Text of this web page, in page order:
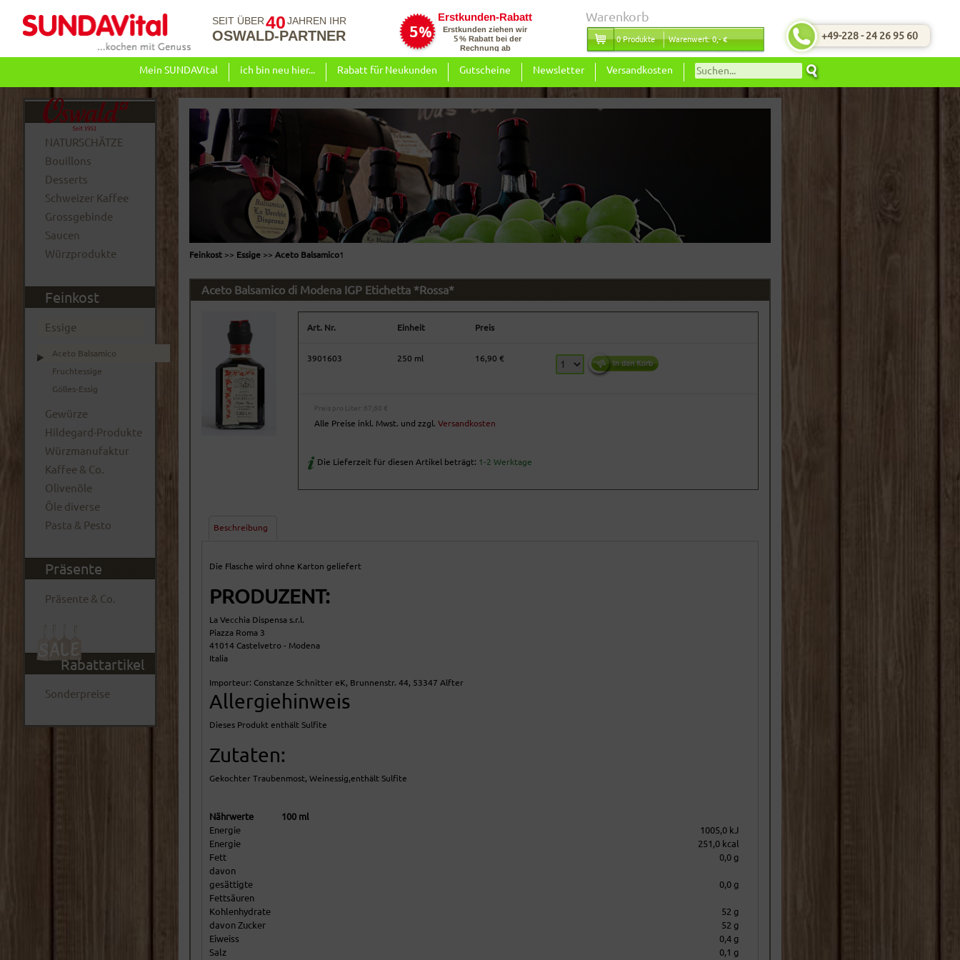
SEIT ÜBER40JAHREN IHR
OSWALD-PARTNER
Warenkorb
0 Produkte Warenwert: 0,- € +49-228 - 24 26 95 60
Mein SUNDAVital ich bin neu hier... Rabatt für Neukunden Gutscheine Newsletter Versandkosten
NATURSCHÄTZE
Bouillons
Desserts
Schweizer Kaffee
Grossgebinde
Saucen
Würzprodukte
Feinkost
Essige
Aceto Balsamico
Fruchtessige
Gölles-Essig
Gewürze
Hildegard-Produkte
Würzmanufaktur
Kaffee & Co.
Olivenöle
Öle diverse
Pasta & Pesto
Präsente
Präsente & Co.
Rabattartikel
Sonderpreise
Feinkost >> Essige >>Aceto Balsamico1
Aceto Balsamico di Modena IGP Etichetta *Rossa*
Art. Nr. Einheit Preis
3901603 250 ml 16,90 €
Preis pro Liter: 67,60 €
Alle Preise inkl. Mwst. und zzgl.Versandkosten
Die Lieferzeit für diesen Artikel beträgt: 1-2 Werktage
Beschreibung
Die Flasche wird ohne Karton geliefert
PRODUZENT:
La Vecchia Dispensa s.r.l.
Piazza Roma 3
41014 Castelvetro - Modena
Italia
Importeur: Constanze Schnitter eK, Brunnenstr. 44, 53347 Alfter
Allergiehinweis
Dieses Produkt enthält Sulfite
Zutaten:
Gekochter Traubenmost, Weinessig,enthält Sulfite
Nährwerte
100 ml
Energie
1005,0 kJ
Energie
251,0 kcal
Fett
0,0 g
davon
gesättigte
Fettsäuren
0,0 g
Kohlenhydrate
52 g
davon Zucker
52 g
Eiweiss
0,4 g
Salz
0,1 g